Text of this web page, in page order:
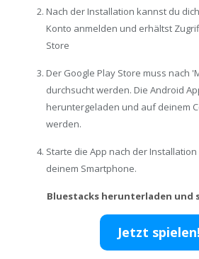
Nach der Installation kannst du
Konto anmelden und erhältst
Store
Der Google Play Store muss nach
durchsucht werden. Die Android
heruntergeladen und auf deinem
werden.
Starte die App nach der
deinem Smartphone.
Bluestacks herunterladen und
Jetzt spielen!